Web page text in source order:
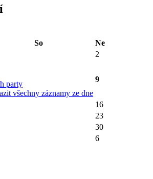
So
Ne
2
party
všechny záznamy ze dne
9
16
23
30
6